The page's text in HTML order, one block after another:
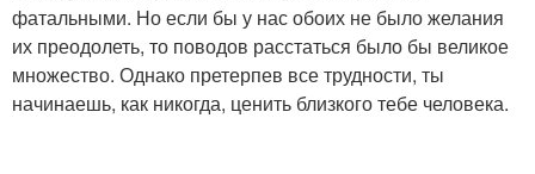
фатальными. Но если бы у нас обоих не было желания
их преодолеть, то поводов расстаться было бы великое
множество. Однако претерпев все трудности, ты
начинаешь, как никогда, ценить близкого тебе человека.